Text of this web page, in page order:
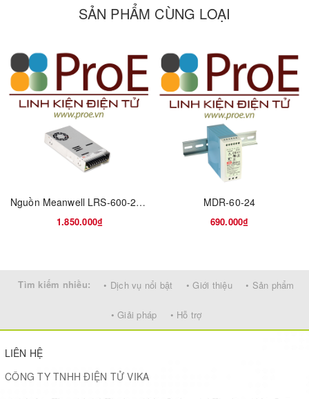
Active
HTS
Type
Enclosed
Input/Output Type AC/DC
Number of Outputs
12.5
Output Power (W)
Minimum AC Input Voltage (V)
SẢN PHẨM CÙNG LOẠI
Nguồn Meanwell LRS-600-24 (600W 24V 25A)
1.850.000₫
MDR-60-24
690.000₫
Tìm kiếm nhiều: • Dịch vụ nổi bật • Giới thiệu • Sản phẩm
• Giải pháp • Hỗ trợ
LIÊN HỆ
CÔNG TY TNHH ĐIỆN TỬ VIKA